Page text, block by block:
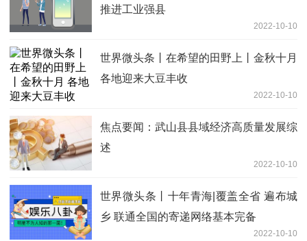
推进工业强县
2022-10-10
世界微头条丨在希望的田野上丨金秋十月
各地迎来大豆丰收
2022-10-10
焦点要闻：武山县县域经济高质量发展综
述
2022-10-10
世界微头条丨十年青海|覆盖全省 遍布城
乡 联通全国的寄递网络基本完备
2022-10-10